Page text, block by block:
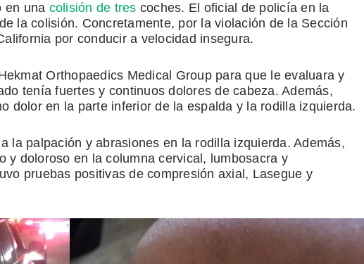
en una colisión de tres coches. El oficial de policía en la
la colisión. Concretamente, por la violación de la Sección
por conducir a velocidad insegura.
Orthopaedics Medical Group para que le evaluara y
tenía fuertes y continuos dolores de cabeza. Además,
dolor en la parte inferior de la espalda y la rodilla izquierda.
la palpación y abrasiones en la rodilla izquierda. Además,
y doloroso en la columna cervical, lumbosacra y
pruebas positivas de compresión axial, Lasegue y